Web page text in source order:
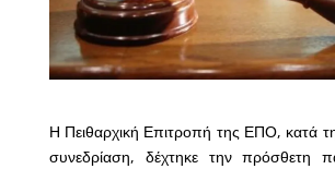
Η Πειθαρχική Επιτροπή της ΕΠΟ, κατά
συνεδρίαση, δέχτηκε την πρόσθετη